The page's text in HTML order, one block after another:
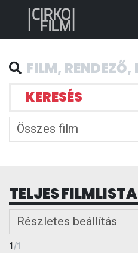
KERESÉS
Összes film
TELJES FILMLISTA
Részletes beállítás
1/1